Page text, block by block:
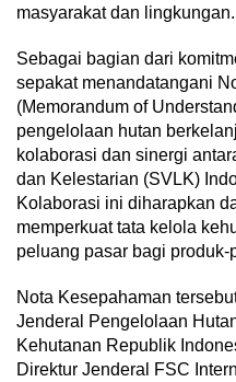
masyarakat dan lingkungan.
Sebagai bagian dari
sepakat menandatangani
(Memorandum of
pengelolaan hutan
kolaborasi dan sinergi
dan Kelestarian (SVLK)
Kolaborasi ini diharapkan
memperkuat tata kelola
peluang pasar bagi
Nota Kesepahaman
Jenderal Pengelolaan
Kehutanan Republik
Direktur Jenderal FSC